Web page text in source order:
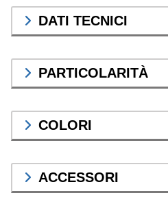
DATI TECNICI
PARTICOLARITÀ
COLORI
ACCESSORI